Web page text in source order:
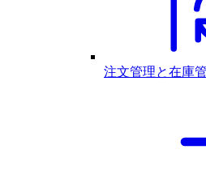
注文管理と在庫